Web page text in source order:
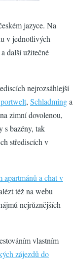
jazyce. Na
v jednotlivých
další užitečné
nejrozsáhlejší
, Schladminga
zimní dovolenou,
s bazény, tak
střediscích v
apartmánů a chat v
též na webu
nejrůznějších
vlastním
zájezdů do